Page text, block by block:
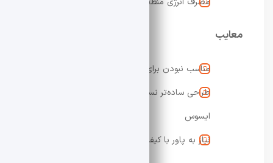
معایب
مناسب نبودن برای 4K Ultra سنگین
طراحی ساده‌تر نسبت به سری‌های بالاتر
ایسوس
نیاز به پاور با کیفیت مناسب